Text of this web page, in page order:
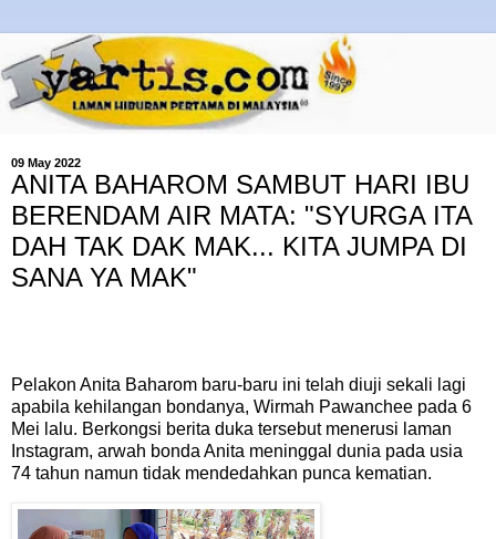
09 May 2022
ANITA BAHAROM SAMBUT HARI IBU
BERENDAM AIR MATA: "SYURGA ITA
DAH TAK DAK MAK... KITA JUMPA DI
SANA YA MAK"
Pelakon Anita Baharom baru-baru ini telah diuji sekali lagi
apabila kehilangan bondanya, Wirmah Pawanchee pada 6
Mei lalu. Berkongsi berita duka tersebut menerusi laman
Instagram, arwah bonda Anita meninggal dunia pada usia
74 tahun namun tidak mendedahkan punca kematian.